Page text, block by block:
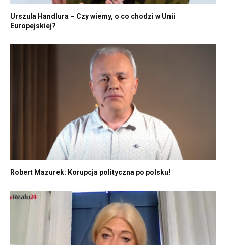
Urszula Handlura – Czy wiemy, o co chodzi w Unii
Europejskiej?
Robert Mazurek: Korupcja polityczna po polsku!